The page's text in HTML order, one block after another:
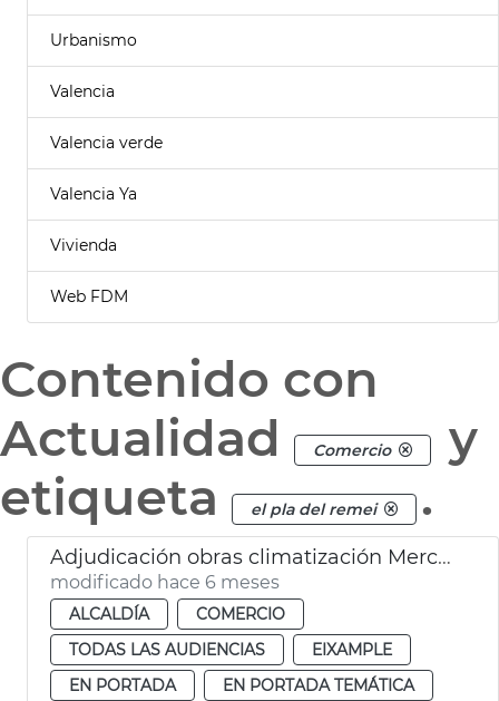
Urbanismo
Valencia
Valencia verde
Valencia Ya
Vivienda
Web FDM
Contenido con
Actualidad
Comercio
y
etiqueta
el pla del remei .
Adjudicación obras climatización Mercat Colón València
modificado hace 6 meses
ALCALDÍA
COMERCIO
TODAS LAS AUDIENCIAS
EIXAMPLE
EN PORTADA
EN PORTADA TEMÁTICA